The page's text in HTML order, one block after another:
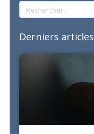
Rechercher
Derniers articles